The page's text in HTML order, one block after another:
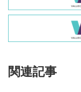
関連記事